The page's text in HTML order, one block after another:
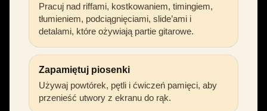
Pracuj nad riffami, kostkowaniem, timingiem,
tłumieniem, podciągnięciami, slide’ami i
detalami, które ożywiają partie gitarowe.
Zapamiętuj piosenki
Używaj powtórek, pętli i ćwiczeń pamięci, aby
przenieść utwory z ekranu do rąk.